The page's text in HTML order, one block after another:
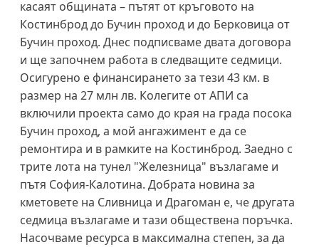
касаят общината – пътят от кръговото на
Костинброд до Бучин проход и до Берковица от
Бучин проход. Днес подписваме двата договора
и ще започнем работа в следващите седмици.
Осигурено е финансирането за тези 43 км. в
размер на 27 млн лв. Колегите от АПИ са
включили проекта само до края на града посока
Бучин проход, а мой ангажимент е да се
ремонтира и в рамките на Костинброд. Заедно с
трите лота на тунел "Железница" възлагаме и
пътя София-Калотина. Добрата новина за
кметовете на Сливница и Драгоман е, че другата
седмица възлагаме и тази обществена поръчка.
Насочваме ресурса в максимална степен, за да